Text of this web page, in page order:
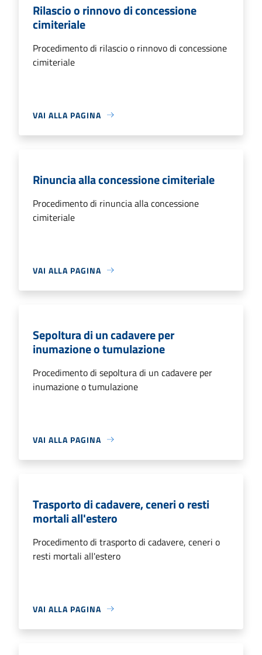
Rilascio o rinnovo di concessione
cimiteriale
Procedimento di rilascio o rinnovo di concessione
cimiteriale
VAI ALLA PAGINA
Rinuncia alla concessione cimiteriale
Procedimento di rinuncia alla concessione
cimiteriale
VAI ALLA PAGINA
Sepoltura di un cadavere per
inumazione o tumulazione
Procedimento di sepoltura di un cadavere per
inumazione o tumulazione
VAI ALLA PAGINA
Trasporto di cadavere, ceneri o resti
mortali all'estero
Procedimento di trasporto di cadavere, ceneri o
resti mortali all'estero
VAI ALLA PAGINA